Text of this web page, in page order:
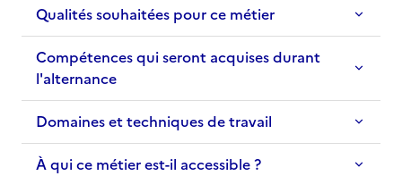
Qualités souhaitées pour ce métier
Compétences qui seront acquises durant
l'alternance
Domaines et techniques de travail
À qui ce métier est-il accessible ?